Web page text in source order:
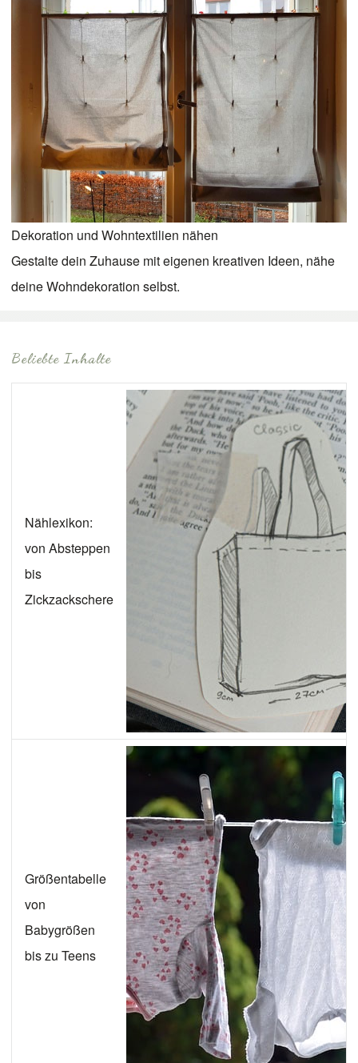
Beliebte Inhalte
Nählexikon:
von Absteppen
bis
Zickzackschere
Größentabelle
von
Babygrößen
bis zu Teens
Dekoration und Wohntextilien nähen
Gestalte dein Zuhause mit eigenen kreativen Ideen, nähe
deine Wohndekoration selbst.